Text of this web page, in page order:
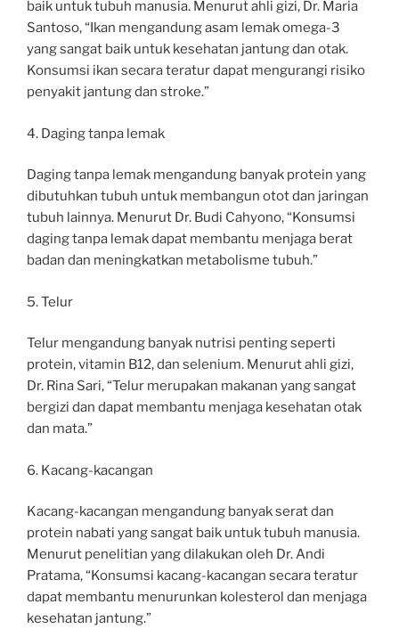
baik untuk tubuh manusia. Menurut ahli gizi, Dr. Maria
Santoso, “Ikan mengandung asam lemak omega-3
yang sangat baik untuk kesehatan jantung dan otak.
Konsumsi ikan secara teratur dapat mengurangi risiko
penyakit jantung dan stroke.”
4. Daging tanpa lemak
Daging tanpa lemak mengandung banyak protein yang
dibutuhkan tubuh untuk membangun otot dan jaringan
tubuh lainnya. Menurut Dr. Budi Cahyono, “Konsumsi
daging tanpa lemak dapat membantu menjaga berat
badan dan meningkatkan metabolisme tubuh.”
5. Telur
Telur mengandung banyak nutrisi penting seperti
protein, vitamin B12, dan selenium. Menurut ahli gizi,
Dr. Rina Sari, “Telur merupakan makanan yang sangat
bergizi dan dapat membantu menjaga kesehatan otak
dan mata.”
6. Kacang-kacangan
Kacang-kacangan mengandung banyak serat dan
protein nabati yang sangat baik untuk tubuh manusia.
Menurut penelitian yang dilakukan oleh Dr. Andi
Pratama, “Konsumsi kacang-kacangan secara teratur
dapat membantu menurunkan kolesterol dan menjaga
kesehatan jantung.”